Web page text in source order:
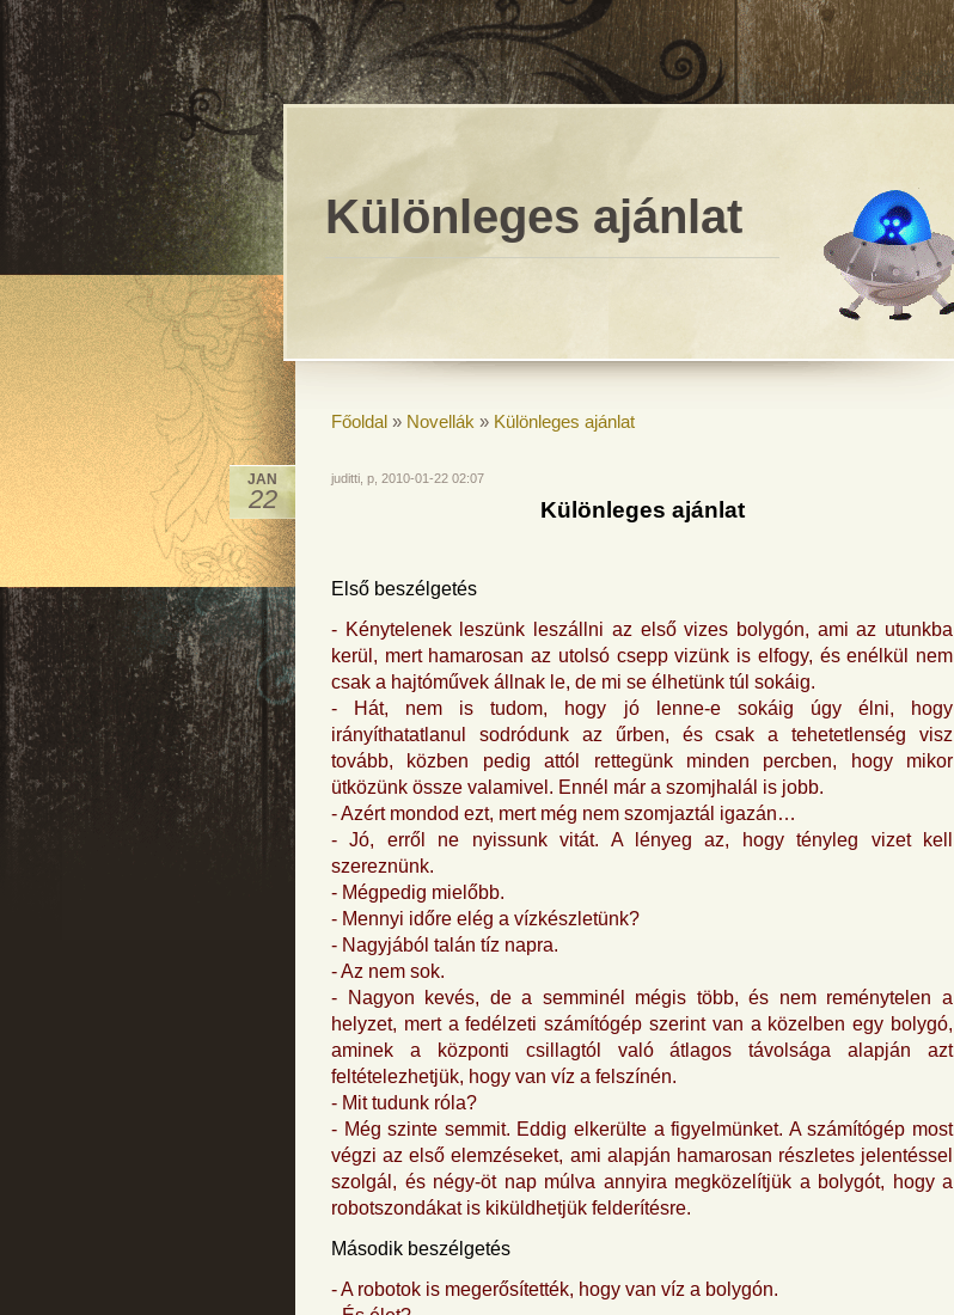
Különleges ajánlat
Főoldal » Novellák » Különleges ajánlat
JAN
22
juditti, p, 2010-01-22 02:07
Különleges ajánlat
Első beszélgetés
- Kénytelenek leszünk leszállni az első vizes bolygón, ami az utunkba
kerül, mert hamarosan az utolsó csepp vizünk is elfogy, és enélkül nem
csak a hajtóművek állnak le, de mi se élhetünk túl sokáig.
- Hát, nem is tudom, hogy jó lenne-e sokáig úgy élni, hogy
irányíthatatlanul sodródunk az űrben, és csak a tehetetlenség visz
tovább, közben pedig attól rettegünk minden percben, hogy mikor
ütközünk össze valamivel. Ennél már a szomjhalál is jobb.
- Azért mondod ezt, mert még nem szomjaztál igazán…
- Jó, erről ne nyissunk vitát. A lényeg az, hogy tényleg vizet kell
szereznünk.
- Mégpedig mielőbb.
- Mennyi időre elég a vízkészletünk?
- Nagyjából talán tíz napra.
- Az nem sok.
- Nagyon kevés, de a semminél mégis több, és nem reménytelen a
helyzet, mert a fedélzeti számítógép szerint van a közelben egy bolygó,
aminek a központi csillagtól való átlagos távolsága alapján azt
feltételezhetjük, hogy van víz a felszínén.
- Mit tudunk róla?
- Még szinte semmit. Eddig elkerülte a figyelmünket. A számítógép most
végzi az első elemzéseket, ami alapján hamarosan részletes jelentéssel
szolgál, és négy-öt nap múlva annyira megközelítjük a bolygót, hogy a
robotszondákat is kiküldhetjük felderítésre.
Második beszélgetés
- A robotok is megerősítették, hogy van víz a bolygón.